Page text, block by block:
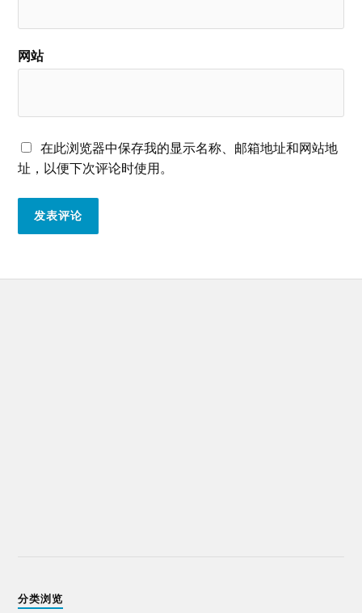
网站
在此浏览器中保存我的显示名称、邮箱地址和网站地
址，以便下次评论时使用。
分类浏览